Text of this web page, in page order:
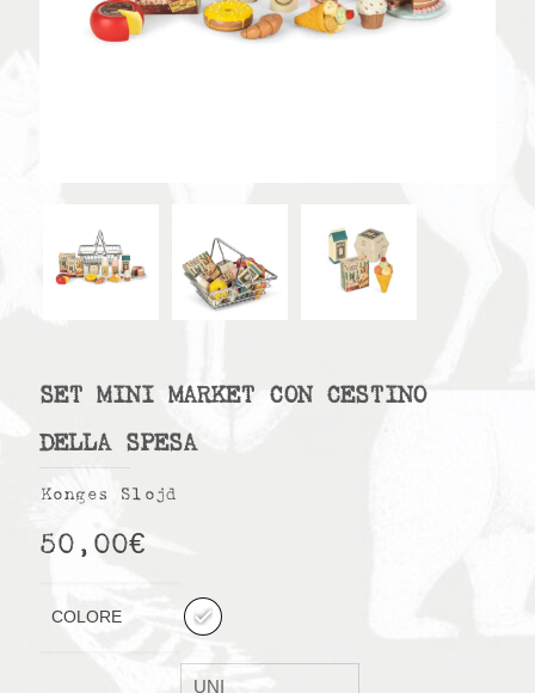
SET MINI MARKET CON CESTINO
DELLA SPESA
Konges Slojd
50,00€
COLORE